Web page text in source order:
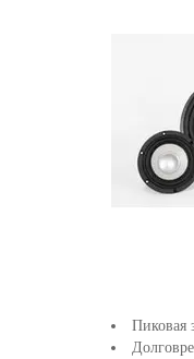
Пиковая